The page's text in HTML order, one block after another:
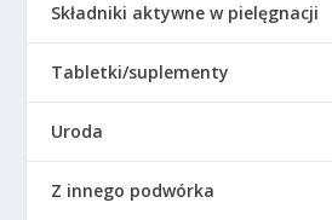
Składniki aktywne w pielęgnacji
Tabletki/suplementy
Uroda
Z innego podwórka